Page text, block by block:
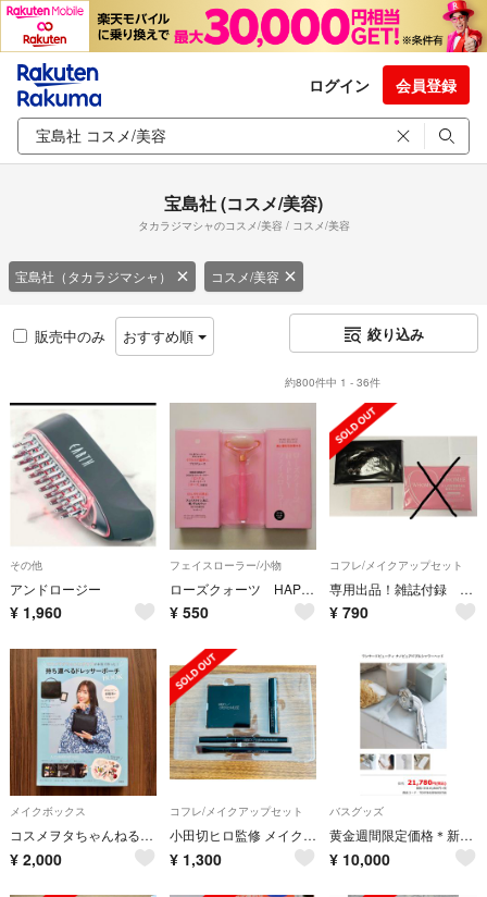
ログイン 会員登録
宝島社 (コスメ/美容)
タカラジマシャのコスメ/美容 / コスメ/美容
宝島社（タカラジマシャ） コスメ/美容
販売中のみ おすすめ順 絞り込み
約800件中 1 - 36件
その他
アンドロージー
¥ 1,960
フェイスローラー/小物
ローズクォーツ HAPPY フェイスローラー GLOW 2020年2月増刊 付録
¥ 550
コフレ/メイクアップセット
専用出品！雑誌付録 オトナミューズ 小田切ヒロ監修 のみ
¥ 790
メイクボックス
コスメヲタちゃんねるサラ 持ち運べるドレッサーポーチBOOK
¥ 2,000
コフレ/メイクアップセット
小田切ヒロ監修 メイクセット4点/otona MUSE2022.4月号
¥ 1,300
バスグッズ
黄金週間限定価格＊新品未使用ワンサードビューティ ナノピュアバブルシャワーヘッド
¥ 10,000